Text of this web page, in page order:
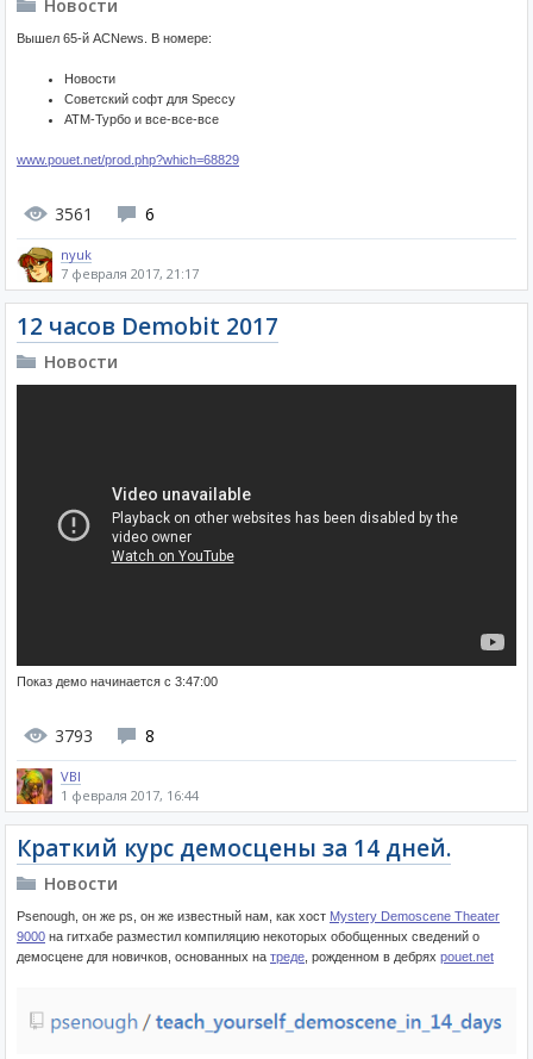
Новости
Вышел 65-й ACNews. В номере:
Новости
Советский софт для Speccy
ATM-Турбо и все-все-все
www.pouet.net/prod.php?which=68829
3561 6
nyuk
7 февраля 2017, 21:17
12 часов Demobit 2017
Новости
Показ демо начинается с 3:47:00
3793 8
VBI
1 февраля 2017, 16:44
Краткий курс демосцены за 14 дней.
Новости
Psenough, он же ps, он же известный нам, как хост Mystery Demoscene Theater
9000 на гитхабе разместил компиляцию некоторых обобщенных сведений о
демосцене для новичков, основанных на треде , рожденном в дебрях pouet.net